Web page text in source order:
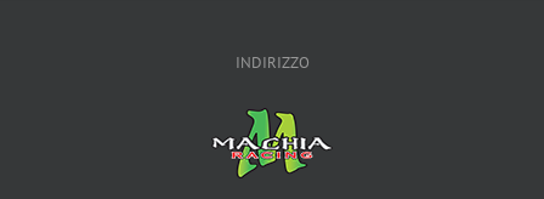
INDIRIZZO